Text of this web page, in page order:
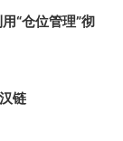
“仓位管理”彻
链